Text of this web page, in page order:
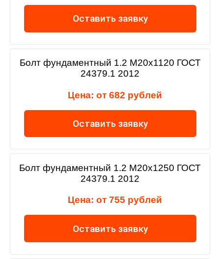
Оставить заявку
Болт фундаментный 1.2 М20х1120 ГОСТ
24379.1 2012
Цена: от 682 рублей
Оставить заявку
Болт фундаментный 1.2 М20х1250 ГОСТ
24379.1 2012
Цена: от 755 рублей
Оставить заявку